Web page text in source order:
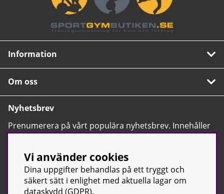
Information
Om oss
Nyhetsbrev
Prenumerera på vårt populära nyhetsbrev. Innehåller
tips, nyheter och våra allra bästa erbjudanden.
Vi använder cookies
Dina uppgifter behandlas på ett tryggt och
säkert sätt i enlighet med aktuella lagar om
dataskydd (GDPR).